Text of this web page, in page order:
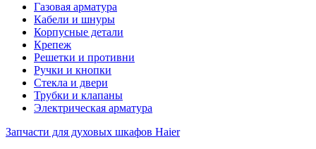
Газовая арматура
Кабели и шнуры
Корпусные детали
Крепеж
Решетки и противни
Ручки и кнопки
Стекла и двери
Трубки и клапаны
Электрическая арматура
Запчасти для духовых шкафов Haier